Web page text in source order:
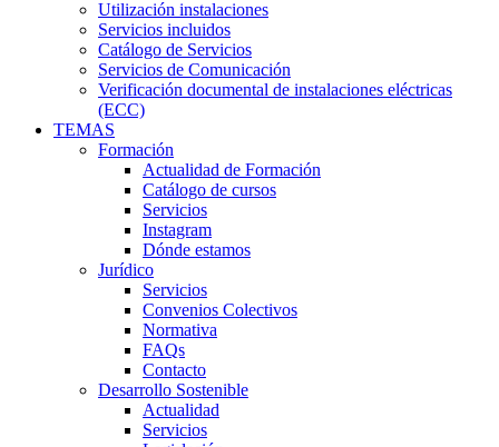
Utilización instalaciones
Servicios incluidos
Catálogo de Servicios
Servicios de Comunicación
Verificación documental de instalaciones eléctricas
(ECC)
TEMAS
Formación
Actualidad de Formación
Catálogo de cursos
Servicios
Instagram
Dónde estamos
Jurídico
Servicios
Convenios Colectivos
Normativa
FAQs
Contacto
Desarrollo Sostenible
Actualidad
Servicios